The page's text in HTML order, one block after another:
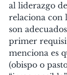
al liderazgo
relaciona con
son
primer
menciona es
(obispo o